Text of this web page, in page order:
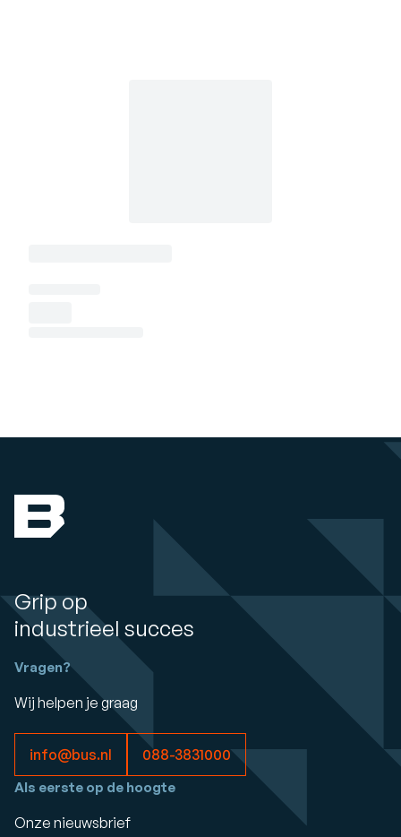
Grip op
industrieel succes
Vragen?
Wij helpen je graag
info@bus.nl 088-3831000
Als eerste op de hoogte
Onze nieuwsbrief